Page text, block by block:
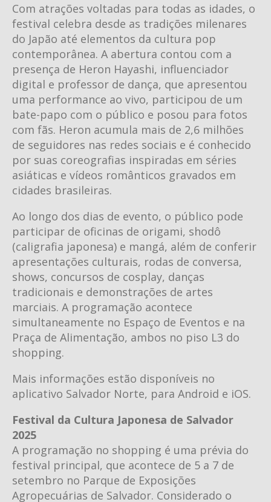
Com atrações voltadas para todas as idades, o
festival celebra desde as tradições milenares
do Japão até elementos da cultura pop
contemporânea. A abertura contou com a
presença de Heron Hayashi, influenciador
digital e professor de dança, que apresentou
uma performance ao vivo, participou de um
bate-papo com o público e posou para fotos
com fãs. Heron acumula mais de 2,6 milhões
de seguidores nas redes sociais e é conhecido
por suas coreografias inspiradas em séries
asiáticas e vídeos românticos gravados em
cidades brasileiras.
Ao longo dos dias de evento, o público pode
participar de oficinas de origami, shodô
(caligrafia japonesa) e mangá, além de conferir
apresentações culturais, rodas de conversa,
shows, concursos de cosplay, danças
tradicionais e demonstrações de artes
marciais. A programação acontece
simultaneamente no Espaço de Eventos e na
Praça de Alimentação, ambos no piso L3 do
shopping.
Mais informações estão disponíveis no
aplicativo Salvador Norte, para Android e iOS.
Festival da Cultura Japonesa de Salvador
2025
A programação no shopping é uma prévia do
festival principal, que acontece de 5 a 7 de
setembro no Parque de Exposições
Agropecuárias de Salvador. Considerado o